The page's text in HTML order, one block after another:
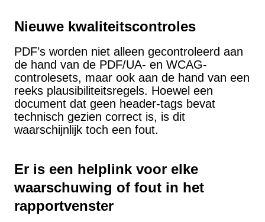
Nieuwe kwaliteitscontroles
PDF’s worden niet alleen gecontroleerd aan
de hand van de PDF/UA- en WCAG-
controlesets, maar ook aan de hand van een
reeks plausibiliteitsregels. Hoewel een
document dat geen header-tags bevat
technisch gezien correct is, is dit
waarschijnlijk toch een fout.
Er is een helplink voor elke
waarschuwing of fout in het
rapportvenster